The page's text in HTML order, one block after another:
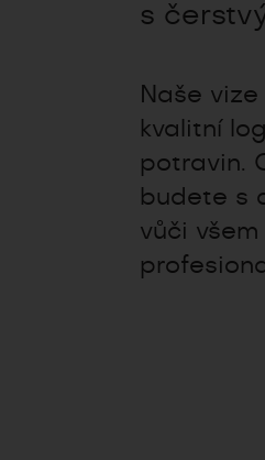
s
Naše
kvalitní
potravin.
budete s
vůči